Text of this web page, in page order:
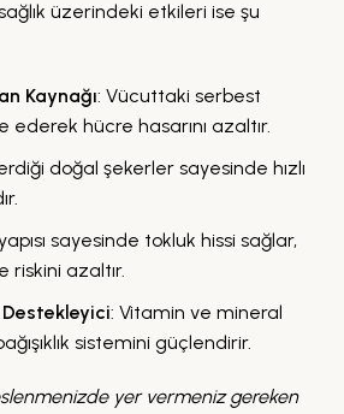
sağlık üzerindeki etkileri ise şu
Kaynağı: Vücuttaki serbest
hücre hasarını azaltır.
doğal şekerler sayesinde hızlı
sayesinde tokluk hissi sağlar,
riskini azaltır.
Destekleyici: Vitamin ve mineral
sistemini güçlendirir.
yer vermeniz gereken